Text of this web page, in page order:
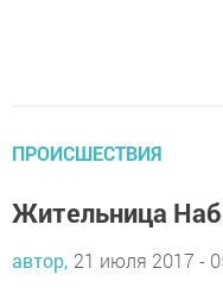
ПРОИСШЕСТВИЯ
Жительница
автор, 21 июля 2017 -